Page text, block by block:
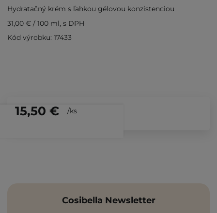
15,50 € /ks
Hydratačný krém s ľahkou gélovou konzistenciou
31,00 € / 100 ml, s DPH
Kód výrobku: 17433
Cosibella Newsletter